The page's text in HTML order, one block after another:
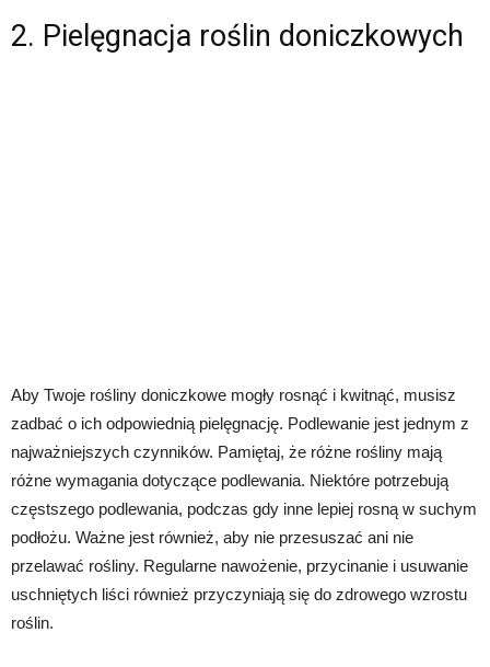
2. Pielęgnacja roślin doniczkowych
Aby Twoje rośliny doniczkowe mogły rosnąć i kwitnąć, musisz
zadbać o ich odpowiednią pielęgnację. Podlewanie jest jednym z
najważniejszych czynników. Pamiętaj, że różne rośliny mają
różne wymagania dotyczące podlewania. Niektóre potrzebują
częstszego podlewania, podczas gdy inne lepiej rosną w suchym
podłożu. Ważne jest również, aby nie przesuszać ani nie
przelawać rośliny. Regularne nawożenie, przycinanie i usuwanie
uschniętych liści również przyczyniają się do zdrowego wzrostu
roślin.